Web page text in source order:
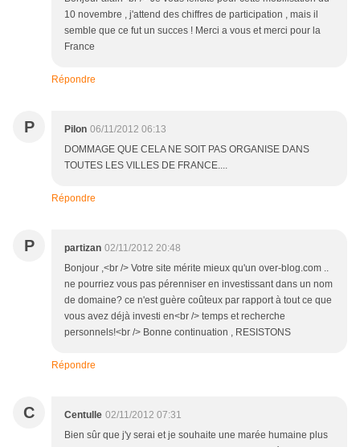
10 novembre , j'attend des chiffres de participation , mais il
semble que ce fut un succes ! Merci a vous et merci pour la
France
Répondre
P Pilon 06/11/2012 06:13
DOMMAGE QUE CELA NE SOIT PAS ORGANISE DANS
TOUTES LES VILLES DE FRANCE....
Répondre
P partizan 02/11/2012 20:48
Bonjour ,<br /> Votre site mérite mieux qu'un over-blog.com ..
ne pourriez vous pas pérenniser en investissant dans un nom
de domaine? ce n'est guère coûteux par rapport à tout ce que
vous avez déjà investi en<br /> temps et recherche
personnels!<br /> Bonne continuation , RESISTONS
Répondre
C Centulle 02/11/2012 07:31
Bien sûr que j'y serai et je souhaite une marée humaine plus